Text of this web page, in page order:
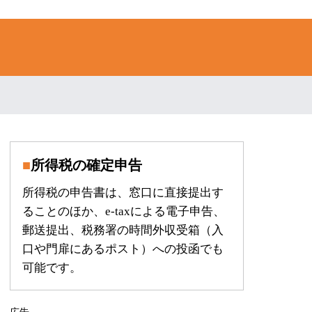
所得税の確定申告
所得税の申告書は、窓口に直接提出す
ることのほか、e-taxによる電子申告、
郵送提出、税務署の時間外収受箱（入
口や門扉にあるポスト）への投函でも
可能です。